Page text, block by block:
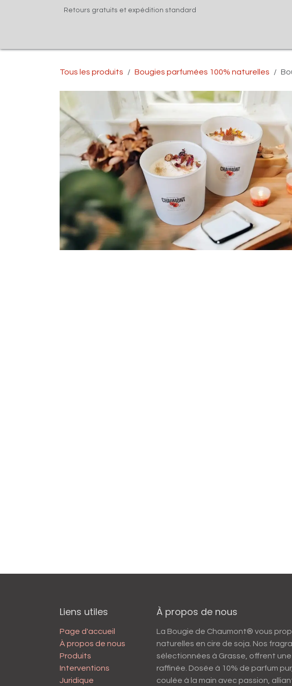
Se rendre au contenuRetours gratuits et expédition standard
Tous les produits Bougies parfumées 100% naturelles
Liens utiles
Page d'accueil
À propos de nous
Produits
Interventions
Juridique
À propos de nous
La Bougie de Chaumont® vous
naturelles en cire de soja. Nos
sélectionnées à Grasse, offrent
raffinée. Dosée à 10% de parfum
coulée à la main avec passion,